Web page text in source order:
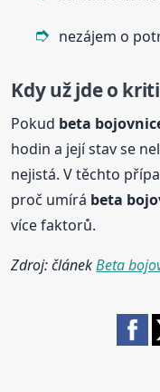
nezájem o
Kdy už jde o
Pokud beta
hodin a její stav se
nejistá. V těchto
proč umírá beta
více faktorů.
Zdroj: článekBeta